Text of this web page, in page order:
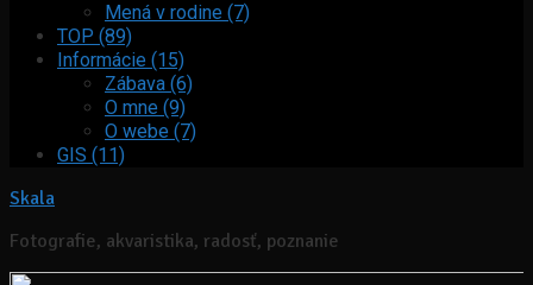
Mená v rodine (7)
TOP (89)
Informácie (15)
Zábava (6)
O mne (9)
O webe (7)
GIS (11)
Skala
Fotografie, akvaristika, radosť, poznanie